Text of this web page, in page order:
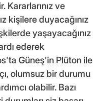
Kararlarınız ve
kişilere duyacağınız
yaşayacağınız
ederek
Güneş'in Plüton ile
olumsuz bir durumu
olabilir. Bazı